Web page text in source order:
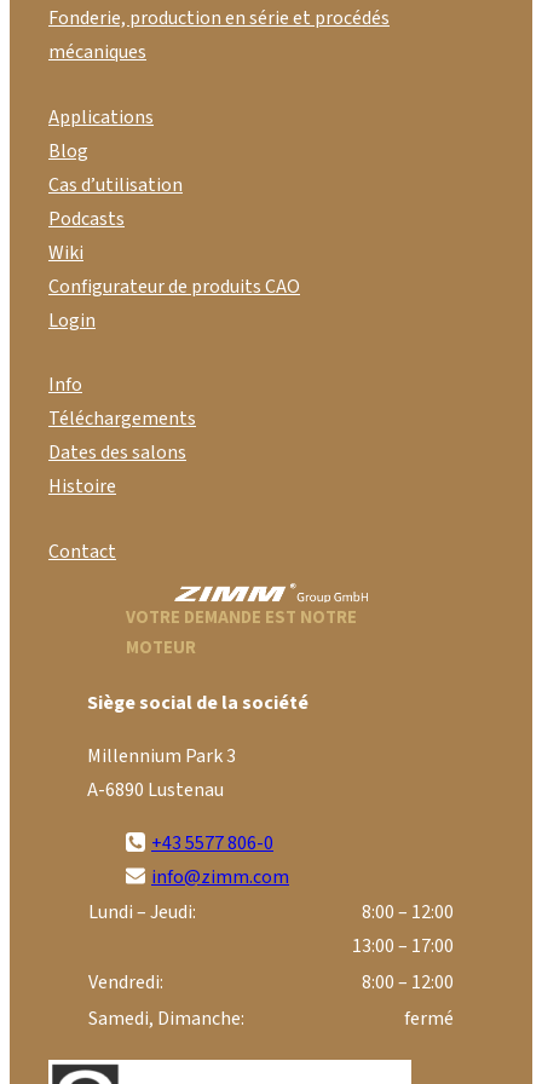
Fonderie, production en série et procédés
mécaniques
Applications
Blog
Cas d’utilisation
Podcasts
Wiki
Configurateur de produits CAO
Login
Info
Téléchargements
Dates des salons
Histoire
Contact
VOTRE DEMANDE EST NOTRE
MOTEUR
Siège social de la société
Millennium Park 3
A-6890 Lustenau
+43 5577 806-0
info@zimm.com
Lundi – Jeudi:
8:00 – 12:00
13:00 – 17:00
Vendredi:
8:00 – 12:00
Samedi, Dimanche:
fermé